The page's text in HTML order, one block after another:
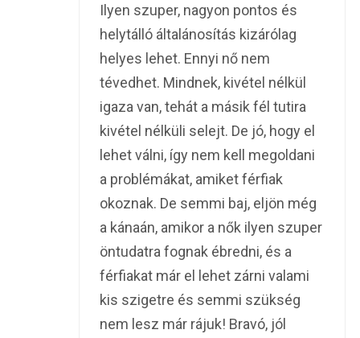
Ilyen szuper, nagyon pontos és
helytálló általánosítás kizárólag
helyes lehet. Ennyi nő nem
tévedhet. Mindnek, kivétel nélkül
igaza van, tehát a másik fél tutira
kivétel nélküli selejt. De jó, hogy el
lehet válni, így nem kell megoldani
a problémákat, amiket férfiak
okoznak. De semmi baj, eljön még
a kánaán, amikor a nők ilyen szuper
öntudatra fognak ébredni, és a
férfiakat már el lehet zárni valami
kis szigetre és semmi szükség
nem lesz már rájuk! Bravó, jól